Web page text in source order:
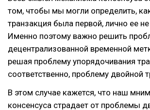
том, чтобы мы могли определить,
транзакция была первой, лично ее
Именно поэтому важно решить
децентрализованной временной
решая проблему упорядочивания
соответственно, проблему двойной
В этом случае кажется, что наш
консенсуса страдает от проблемы